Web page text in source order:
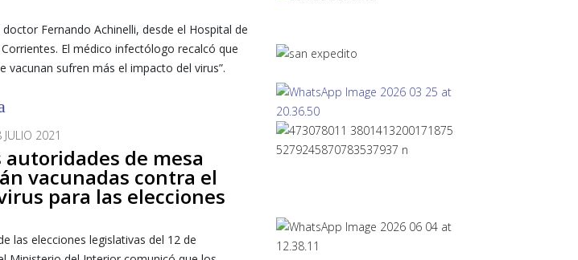
Fernando Achinelli, desde el Hospital de
El médico infectólogo recalcó que
vacunan sufren más el impacto del virus”.
JULIO 2021
autoridades de mesa
vacunadas contra el
para las elecciones
las elecciones legislativas del 12 de